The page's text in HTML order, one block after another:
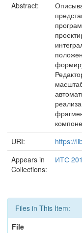
Abstract:
URI:
https://
Appears in
Collections:
ИТС
Files in This Item:
File